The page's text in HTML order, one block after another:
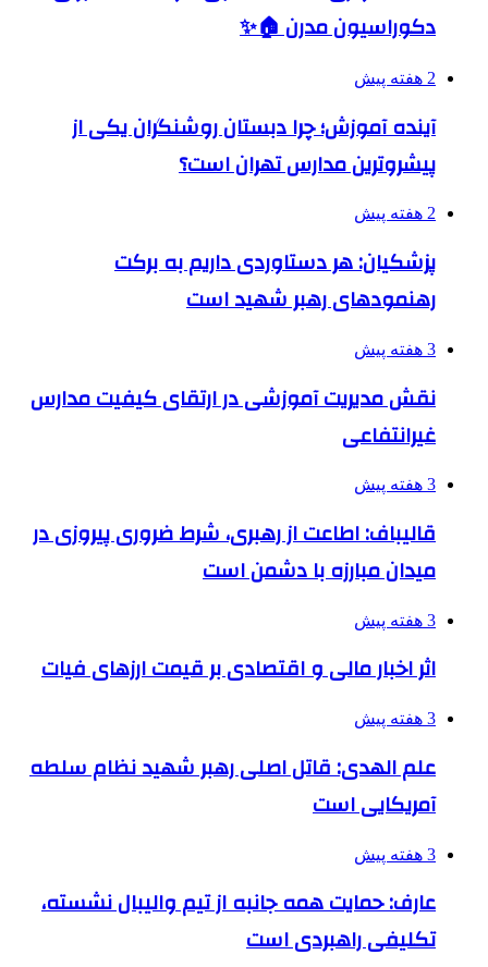
دکوراسیون مدرن 🏠✨
2 هفته پیش
آینده آموزش؛ چرا دبستان روشنگران یکی از
پیشروترین مدارس تهران است؟
2 هفته پیش
پزشکیان: هر دستاوردی داریم به برکت
رهنمودهای رهبر شهید است
3 هفته پیش
نقش مدیریت آموزشی در ارتقای کیفیت مدارس
غیرانتفاعی
3 هفته پیش
قالیباف: اطاعت از رهبری، شرط ضروری پیروزی در
میدان مبارزه با دشمن است
3 هفته پیش
اثر اخبار مالی و اقتصادی بر قیمت ارزهای فیات
3 هفته پیش
علم الهدی: قاتل اصلی رهبر شهید نظام سلطه
آمریکایی است
3 هفته پیش
عارف: حمایت همه جانبه از تیم والیبال نشسته،
تکلیفی راهبردی است